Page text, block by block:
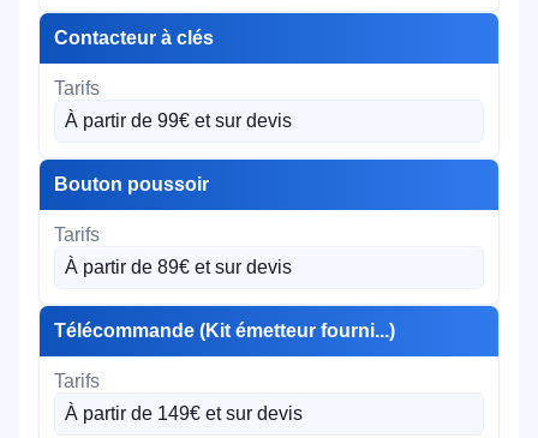
Contacteur à clés
À partir de 99€ et sur devis
Bouton poussoir
À partir de 89€ et sur devis
Télécommande (Kit émetteur fourni...)
À partir de 149€ et sur devis